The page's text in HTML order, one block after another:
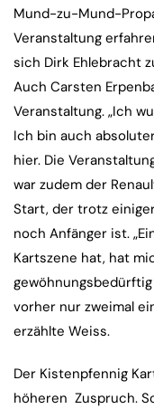
Mund-zu-Mund-
Veranstaltung
sich Dirk Ehlebracht
Auch Carsten
Veranstaltung. „Ich
Ich bin auch
hier. Die
war zudem der
Start, der trotz
noch Anfänger ist.
Kartszene hat, hat
vorher nur zweimal
erzählte Weiss.
Der Kistenpfennig
höheren Zuspruch.